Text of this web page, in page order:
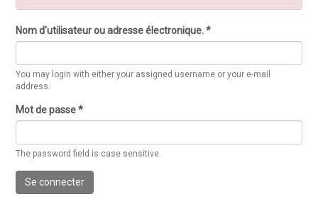
Nom d'utilisateur ou adresse électronique.*
You may login with either your assigned username or your e-mail
address.
Mot de passe*
The password field is case sensitive.
Se connecter